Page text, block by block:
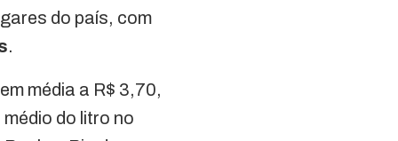
do país, com
.
média a R$ 3,70,
do litro no